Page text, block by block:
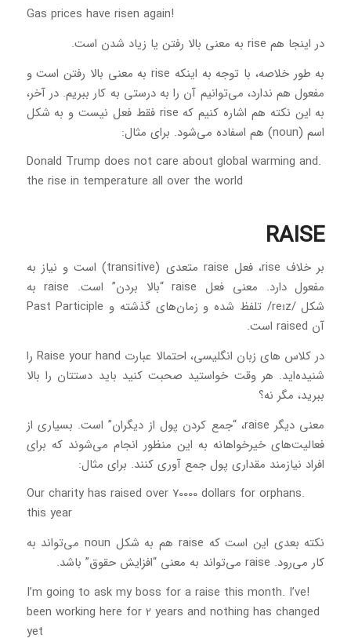
!Gas prices have risen again
در اینجا هم rise به معنی بالا رفتن یا زیاد شدن است.
به طور خلاصه، با توجه به اینکه rise به معنی بالا رفتن است و
مفعول هم ندارد، می‌توانیم آن را به درستی به کار ببریم. در آخر،
به این نکته هم اشاره کنیم که rise فقط فعل نیست و به شکل
اسم (noun) هم اسفاده می‌شود. برای مثال:
.Donald Trump does not care about global warming and
the rise in temperature all over the world
RAISE
بر خلاف rise، فعل raise متعدی (transitive) است و نیاز به
مفعول دارد. معنی فعل raise “بالا بردن” است. raise به
شکل /reɪz/ تلفظ شده و زمان‌های گذشته و Past Participle
آن raised است.
در کلاس های زبان انگلیسی، احتمالا عبارت Raise your hand را
شنیده‌اید. هر وقت خواستید صحبت کنید باید دستتان را بالا
ببرید، مگر نه؟
معنی دیگر raise، “جمع کردن پول از دیگران” است. بسیاری از
فعالیت‌های خیرخواهانه به این منظور انجام می‌شوند که برای
افراد نیازمند مقداری پول جمع آوری کنند. برای مثال:
.Our charity has raised over 70000 dollars for orphans
this year
نکته بعدی این است که raise هم به شکل noun می‌تواند به
کار می‌رود. raise می‌تواند به معنی “افزایش حقوق” باشد.
!I’m going to ask my boss for a raise this month. I’ve
been working here for 2 years and nothing has changed
yet